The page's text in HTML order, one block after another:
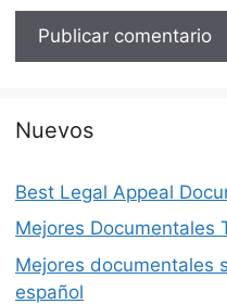
Nuevos
Best Legal Appeal
Mejores Documentales
Mejores documentales
español